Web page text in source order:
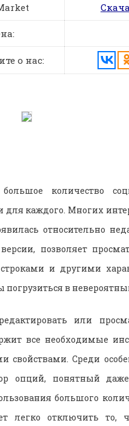
о нас:
количество
каждого. Многих
относительно
позволяет
и другими
погрузиться в
или
все необходимые
Среди
опций, понятный
большого
легко отключить то,